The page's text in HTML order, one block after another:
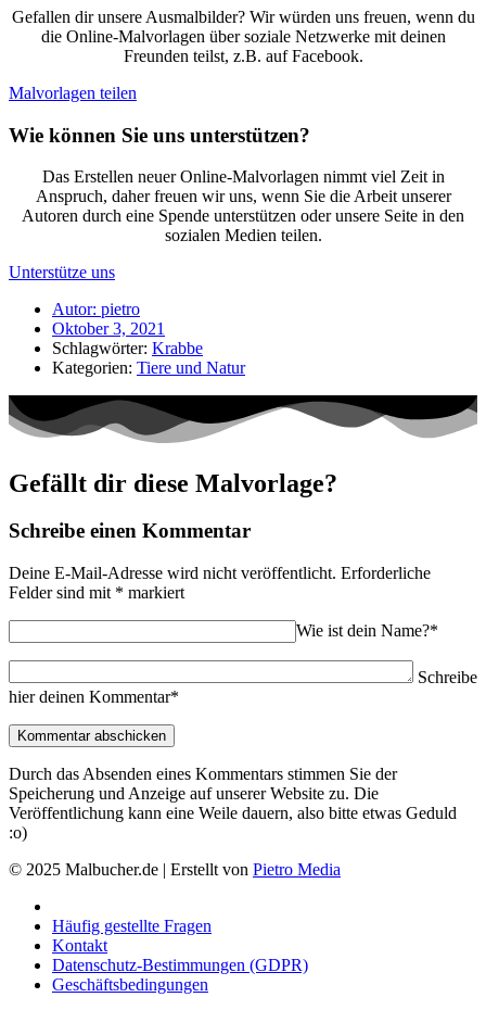
Gefallen dir unsere Ausmalbilder? Wir würden uns freuen, wenn du
die Online-Malvorlagen über soziale Netzwerke mit deinen
Freunden teilst, z.B. auf Facebook.
Malvorlagen teilen
Wie können Sie uns unterstützen?
Das Erstellen neuer Online-Malvorlagen nimmt viel Zeit in
Anspruch, daher freuen wir uns, wenn Sie die Arbeit unserer
Autoren durch eine Spende unterstützen oder unsere Seite in den
sozialen Medien teilen.
Unterstütze uns
Autor: pietro
Oktober 3, 2021
Schlagwörter: Krabbe
Kategorien: Tiere und Natur
Gefällt dir diese Malvorlage?
Schreibe einen Kommentar
Deine E-Mail-Adresse wird nicht veröffentlicht. Erforderliche
Felder sind mit * markiert
Wie ist dein Name?*
Schreibe
hier deinen Kommentar*
Durch das Absenden eines Kommentars stimmen Sie der
Speicherung und Anzeige auf unserer Website zu. Die
Veröffentlichung kann eine Weile dauern, also bitte etwas Geduld
:o)
© 2025 Malbucher.de | Erstellt von Pietro Media
Häufig gestellte Fragen
Kontakt
Datenschutz-Bestimmungen (GDPR)
Geschäftsbedingungen